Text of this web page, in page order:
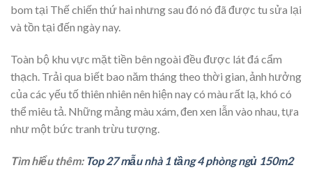
bom tại Thế chiến thứ hai nhưng sau đó nó đã được tu sửa lại
và tồn tại đến ngày nay.
Toàn bộ khu vực mặt tiền bên ngoài đều được lát đá cẩm
thạch. Trải qua biết bao năm tháng theo thời gian, ảnh hưởng
của các yếu tố thiên nhiên nên hiện nay có màu rất lạ, khó có
thể miêu tả. Những mảng màu xám, đen xen lẫn vào nhau, tựa
như một bức tranh trừu tượng.
Tìm hiểu thêm: Top 27 mẫu nhà 1 tầng 4 phòng ngủ 150m2